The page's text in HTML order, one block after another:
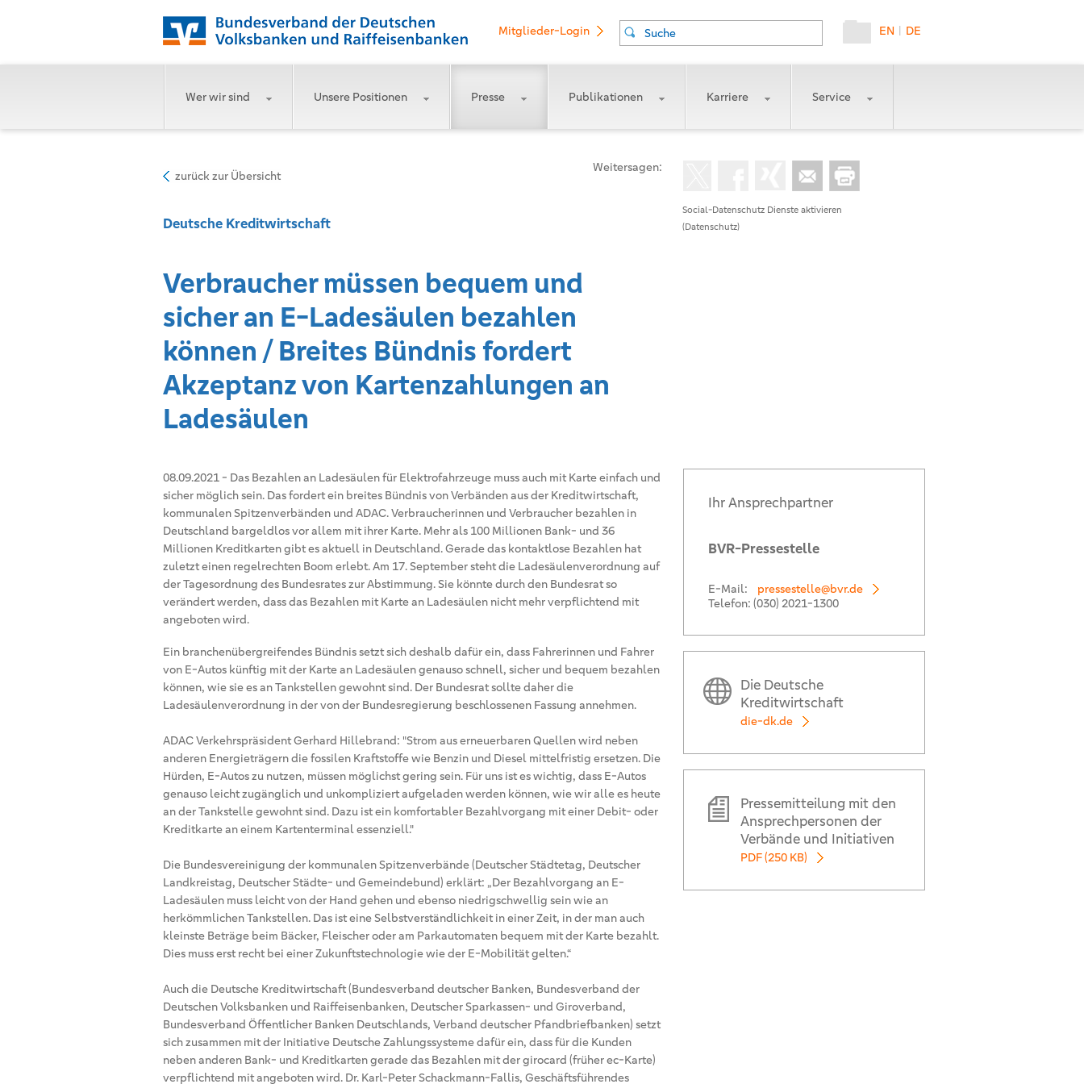
DE
|
EN
Suche
Mitglieder-Login
Wer wir sind Unsere Positionen Presse Publikationen Karriere Service
Social-Datenschutz Dienste aktivieren
(Datenschutz)
Weitersagen:
zurück zur Übersicht
Deutsche Kreditwirtschaft
Verbraucher müssen bequem und
sicher an E-Ladesäulen bezahlen
können / Breites Bündnis fordert
Akzeptanz von Kartenzahlungen an
Ladesäulen
08.09.2021 - Das Bezahlen an Ladesäulen für Elektrofahrzeuge muss auch mit Karte einfach und
sicher möglich sein. Das fordert ein breites Bündnis von Verbänden aus der Kreditwirtschaft,
kommunalen Spitzenverbänden und ADAC. Verbraucherinnen und Verbraucher bezahlen in
Deutschland bargeldlos vor allem mit ihrer Karte. Mehr als 100 Millionen Bank- und 36
Millionen Kreditkarten gibt es aktuell in Deutschland. Gerade das kontaktlose Bezahlen hat
zuletzt einen regelrechten Boom erlebt. Am 17. September steht die Ladesäulenverordnung auf
der Tagesordnung des Bundesrates zur Abstimmung. Sie könnte durch den Bundesrat so
verändert werden, dass das Bezahlen mit Karte an Ladesäulen nicht mehr verpflichtend mit
angeboten wird.
Ein branchenübergreifendes Bündnis setzt sich deshalb dafür ein, dass Fahrerinnen und Fahrer
von E-Autos künftig mit der Karte an Ladesäulen genauso schnell, sicher und bequem bezahlen
können, wie sie es an Tankstellen gewohnt sind. Der Bundesrat sollte daher die
Ladesäulenverordnung in der von der Bundesregierung beschlossenen Fassung annehmen.
ADAC Verkehrspräsident Gerhard Hillebrand: "Strom aus erneuerbaren Quellen wird neben
anderen Energieträgern die fossilen Kraftstoffe wie Benzin und Diesel mittelfristig ersetzen. Die
Hürden, E-Autos zu nutzen, müssen möglichst gering sein. Für uns ist es wichtig, dass E-Autos
genauso leicht zugänglich und unkompliziert aufgeladen werden können, wie wir alle es heute
an der Tankstelle gewohnt sind. Dazu ist ein komfortabler Bezahlvorgang mit einer Debit- oder
Kreditkarte an einem Kartenterminal essenziell."
Die Bundesvereinigung der kommunalen Spitzenverbände (Deutscher Städtetag, Deutscher
Landkreistag, Deutscher Städte- und Gemeindebund) erklärt: „Der Bezahlvorgang an E-
Ladesäulen muss leicht von der Hand gehen und ebenso niedrigschwellig sein wie an
herkömmlichen Tankstellen. Das ist eine Selbstverständlichkeit in einer Zeit, in der man auch
kleinste Beträge beim Bäcker, Fleischer oder am Parkautomaten bequem mit der Karte bezahlt.
Dies muss erst recht bei einer Zukunftstechnologie wie der E-Mobilität gelten.“
Auch die Deutsche Kreditwirtschaft (Bundesverband deutscher Banken, Bundesverband der
Deutschen Volksbanken und Raiffeisenbanken, Deutscher Sparkassen- und Giroverband,
Bundesverband Öffentlicher Banken Deutschlands, Verband deutscher Pfandbriefbanken) setzt
sich zusammen mit der Initiative Deutsche Zahlungssysteme dafür ein, dass für die Kunden
neben anderen Bank- und Kreditkarten gerade das Bezahlen mit der girocard (früher ec-Karte)
verpflichtend mit angeboten wird. Dr. Karl-Peter Schackmann-Fallis, Geschäftsführendes
Ihr Ansprechpartner
BVR-Pressestelle
E-Mail:
pressestelle@bvr.de
Telefon: (030) 2021-1300
Die Deutsche
Kreditwirtschaft
die-dk.de
Pressemitteilung mit den
Ansprechpersonen der
Verbände und Initiativen
PDF (250 KB)